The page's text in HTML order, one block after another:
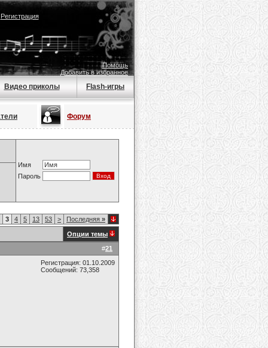
Регистрация
Помощь
Добавить в избранное
Видео приколы Flash-игры
Форум
Имя
Пароль
3 4 5 13 53 > Последняя »
Опции темы
#21
Регистрация: 01.10.2009
Сообщений: 73,358